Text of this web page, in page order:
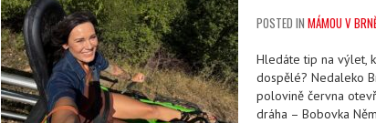
POSTED IN MÁMOU V
Hledáte tip na výlet,
dospělé? Nedaleko
polovině června
dráha – Bobovka